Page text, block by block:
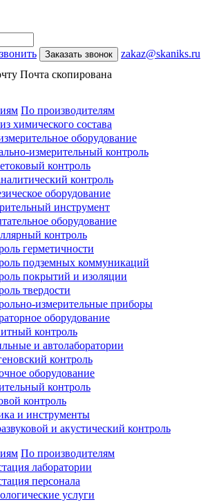
Заказать звонок
zakaz@skaniks.ru
Почта скопирована
По производителям
химического состава
оборудование
измерительный контроль
контроль
контроль
оборудование
инструмент
оборудование
контроль
герметичности
подземных коммуникаций
покрытий и изоляции
твердости
измерительные приборы
оборудование
контроль
и автолаборатории
контроль
оборудование
контроль
контроль
и инструменты
и акустический контроль
По производителям
лаборатории
персонала
услуги